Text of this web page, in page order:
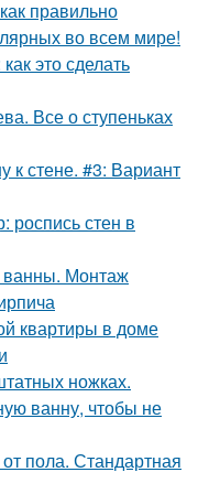
правильно
во всем мире!
это сделать
Все о ступеньках
к стене. #3: Вариант
роспись стен в
ванны. Монтаж
квартиры в доме
ножках.
ванну, чтобы не
пола. Стандартная